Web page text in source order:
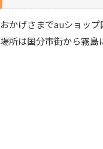
おかげさまでauショッ
場所は国分市街から霧島